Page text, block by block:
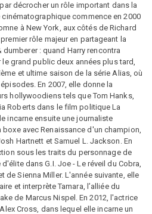
décrocher un rôle important dans la
cinématographique commence en 2000
à New York, aux côtés de Richard
rôle majeur en partageant la
: quand Harry rencontra
grand public deux années plus tard,
et ultime saison de la série Alias, où
En 2007, elle donne la
hollywoodiens tels que Tom Hanks,
Roberts dans le film politique La
incarne ensuite une journaliste
avec Renaissance d'un champion,
Hartnett et Samuel L. Jackson. En
sous les traits du personnage de
dans G.I. Joe - Le réveil du Cobra,
de Sienna Miller. L'année suivante, elle
et interprète Tamara, l’alliée du
de Marcus Nispel. En 2012, l'actrice
Cross, dans lequel elle incarne un